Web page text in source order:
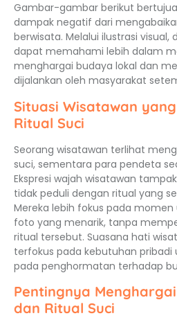
Gambar-gambar berikut
dampak negatif dari
berwisata. Melalui ilustrasi
dapat memahami lebih dalam
menghargai budaya lokal dan
dijalankan oleh masyarakat
Situasi Wisatawan
Ritual Suci
Seorang wisatawan terlihat
suci, sementara para pendeta
Ekspresi wajah wisatawan
tidak peduli dengan ritual yang
Mereka lebih fokus pada
foto yang menarik, tanpa
ritual tersebut. Suasana hati
terfokus pada kebutuhan pribadi
pada penghormatan terhadap
Pentingnya
dan Ritual Suci